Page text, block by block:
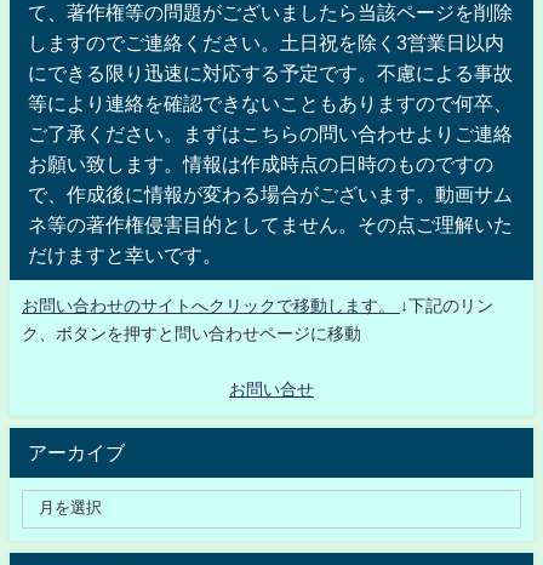
て、著作権等の問題がございましたら当該ページを削除
しますのでご連絡ください。土日祝を除く3営業日以内
にできる限り迅速に対応する予定です。不慮による事故
等により連絡を確認できないこともありますので何卒、
ご了承ください。まずはこちらの問い合わせよりご連絡
お願い致します。情報は作成時点の日時のものですの
で、作成後に情報が変わる場合がございます。動画サム
ネ等の著作権侵害目的としてません。その点ご理解いた
だけますと幸いです。
お問い合わせのサイトへクリックで移動します。
↓下記のリン
ク、ボタンを押すと問い合わせページに移動
お問い合せ
アーカイブ